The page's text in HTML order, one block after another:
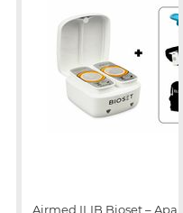
Airmed ILIB Bioset –